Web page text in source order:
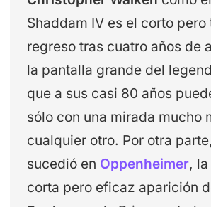
Shaddam IV es el corto pero
regreso tras cuatro años de
la pantalla grande del
que a sus casi 80 años
sólo con una mirada mucho
cualquier otro. Por otra
sucedió en Oppenheimer,
corta pero eficaz aparición